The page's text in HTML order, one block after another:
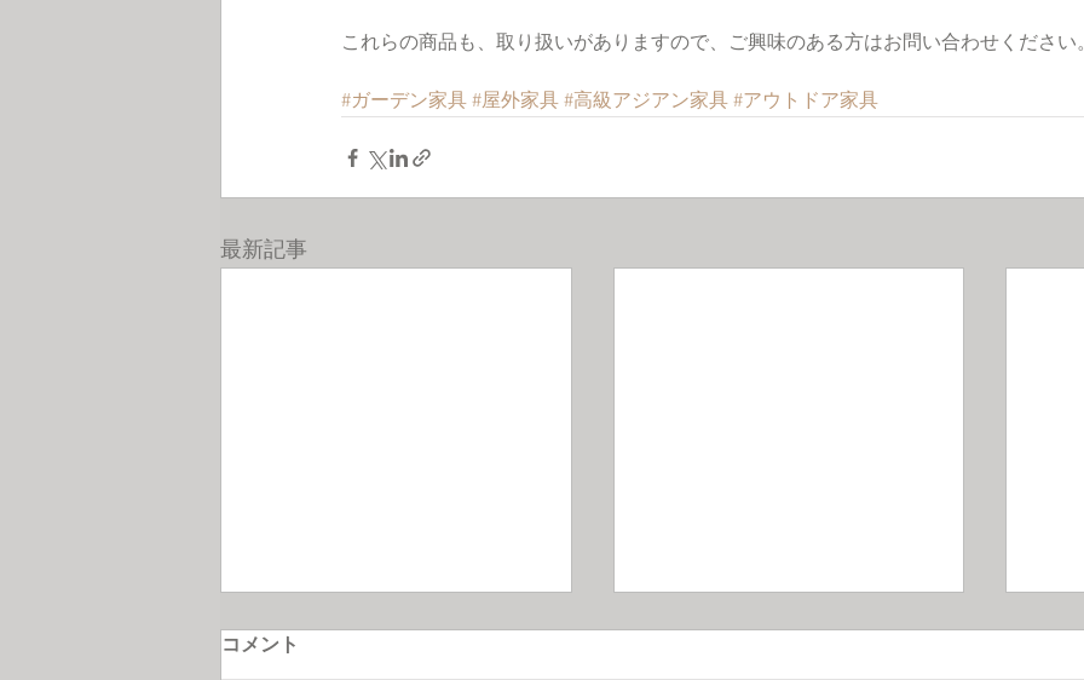
これらの商品も、取り扱いがありますので、ご興味のある方はお問い合わせください
#ガーデン家具 #屋外家具 #高級アジアン家具 #アウトドア家具
最新記事
コメント